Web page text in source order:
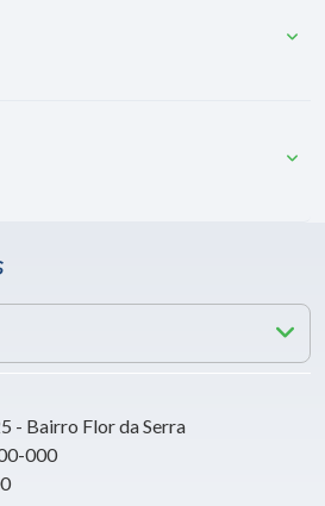
- Bairro Flor da Serra
000